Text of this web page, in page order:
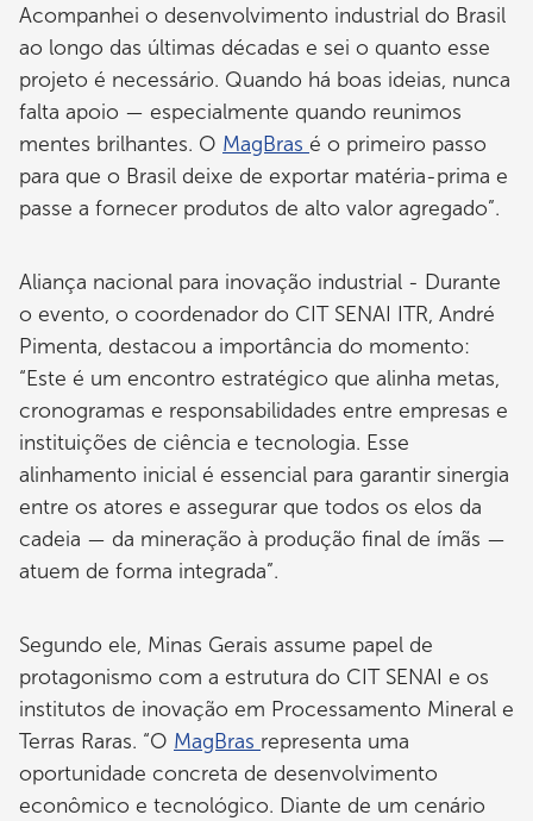
Acompanhei o desenvolvimento industrial do Brasil
ao longo das últimas décadas e sei o quanto esse
projeto é necessário. Quando há boas ideias, nunca
falta apoio — especialmente quando reunimos
mentes brilhantes. O MagBras é o primeiro passo
para que o Brasil deixe de exportar matéria-prima e
passe a fornecer produtos de alto valor agregado”.
Aliança nacional para inovação industrial - Durante
o evento, o coordenador do CIT SENAI ITR, André
Pimenta, destacou a importância do momento:
“Este é um encontro estratégico que alinha metas,
cronogramas e responsabilidades entre empresas e
instituições de ciência e tecnologia. Esse
alinhamento inicial é essencial para garantir sinergia
entre os atores e assegurar que todos os elos da
cadeia — da mineração à produção final de ímãs —
atuem de forma integrada”.
Segundo ele, Minas Gerais assume papel de
protagonismo com a estrutura do CIT SENAI e os
institutos de inovação em Processamento Mineral e
Terras Raras. “O MagBras representa uma
oportunidade concreta de desenvolvimento
econômico e tecnológico. Diante de um cenário